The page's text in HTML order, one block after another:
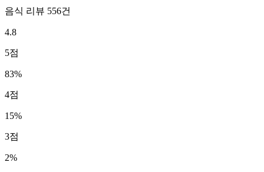
음식 리뷰 556건
4.8
5점
83%
4점
15%
3점
2%